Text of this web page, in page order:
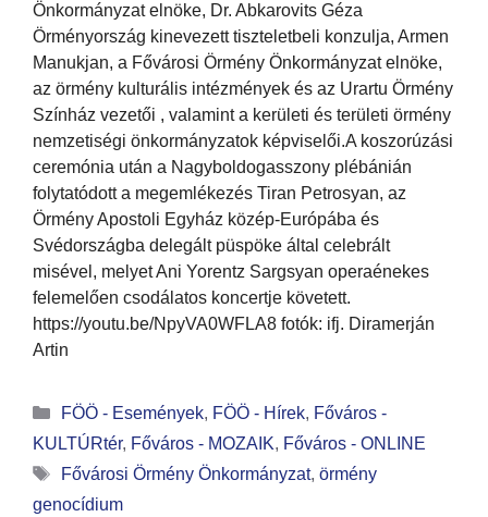
Önkormányzat elnöke, Dr. Abkarovits Géza
Örményország kinevezett tiszteletbeli konzulja, Armen
Manukjan, a Fővárosi Örmény Önkormányzat elnöke,
az örmény kulturális intézmények és az Urartu Örmény
Színház vezetői , valamint a kerületi és területi örmény
nemzetiségi önkormányzatok képviselői.A koszorúzási
ceremónia után a Nagyboldogasszony plébánián
folytatódott a megemlékezés Tiran Petrosyan, az
Örmény Apostoli Egyház közép-Európába és
Svédországba delegált püspöke által celebrált
misével, melyet Ani Yorentz Sargsyan operaénekes
felemelően csodálatos koncertje követett.
https://youtu.be/NpyVA0WFLA8 fotók: ifj. Diramerján
Artin
FÖÖ - Események, FÖÖ - Hírek, Főváros -
KULTÚRtér, Főváros - MOZAIK, Főváros - ONLINE
Fővárosi Örmény Önkormányzat, örmény
genocídium